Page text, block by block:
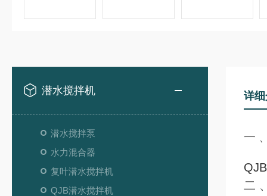
潜水搅拌机
潜水搅拌泵
水力混合器
复叶潜水搅拌机
QJB潜水搅拌机
详
一
二